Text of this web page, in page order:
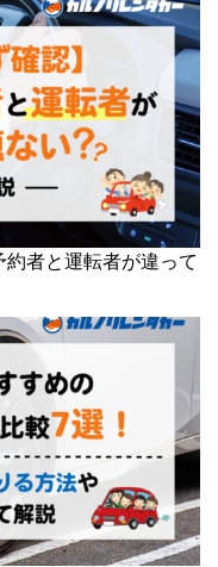
約者と運転者が違って